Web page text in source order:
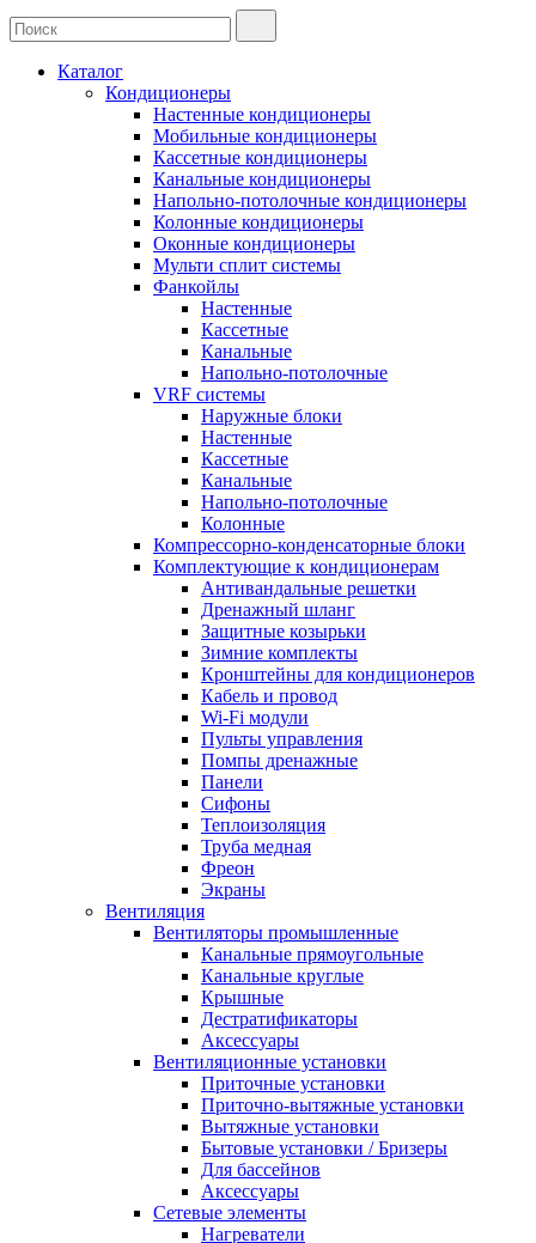
Каталог
Кондиционеры
Настенные кондиционеры
Мобильные кондиционеры
Кассетные кондиционеры
Канальные кондиционеры
Напольно-потолочные кондиционеры
Колонные кондиционеры
Оконные кондиционеры
Мульти сплит системы
Фанкойлы
Настенные
Кассетные
Канальные
Напольно-потолочные
VRF системы
Наружные блоки
Настенные
Кассетные
Канальные
Напольно-потолочные
Колонные
Компрессорно-конденсаторные блоки
Комплектующие к кондиционерам
Антивандальные решетки
Дренажный шланг
Защитные козырьки
Зимние комплекты
Кронштейны для кондиционеров
Кабель и провод
Wi-Fi модули
Пульты управления
Помпы дренажные
Панели
Сифоны
Теплоизоляция
Труба медная
Фреон
Экраны
Вентиляция
Вентиляторы промышленные
Канальные прямоугольные
Канальные круглые
Крышные
Дестратификаторы
Аксессуары
Вентиляционные установки
Приточные установки
Приточно-вытяжные установки
Вытяжные установки
Бытовые установки / Бризеры
Для бассейнов
Аксессуары
Сетевые элементы
Нагреватели